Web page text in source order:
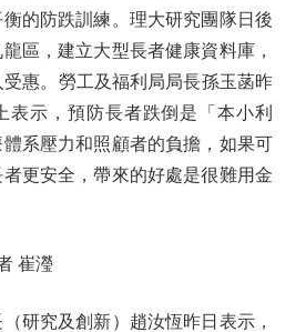
的防跌訓練。理大研究團隊日後
區，建立大型長者健康資料庫，
惠。勞工及福利局局長孫玉菡昨
表示，預防長者跌倒是「本小利
系壓力和照顧者的負擔，如果可
更安全，帶來的好處是很難用金
崔瀅
究及創新）趙汝恆昨日表示，